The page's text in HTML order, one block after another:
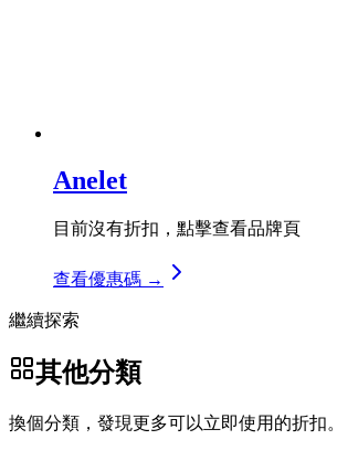
Anelet
目前沒有折扣，點擊查看品牌頁
查看優惠碼 →
繼續探索
其他分類
換個分類，發現更多可以立即使用的折扣。